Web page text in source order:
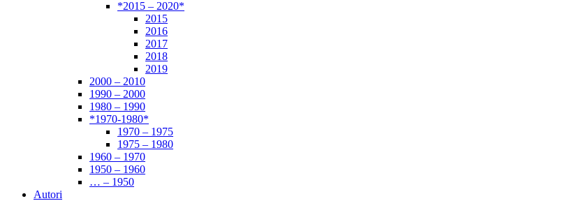
*2015 – 2020*
2015
2016
2017
2018
2019
2000 – 2010
1990 – 2000
1980 – 1990
*1970-1980*
1970 – 1975
1975 – 1980
1960 – 1970
1950 – 1960
… – 1950
Autori